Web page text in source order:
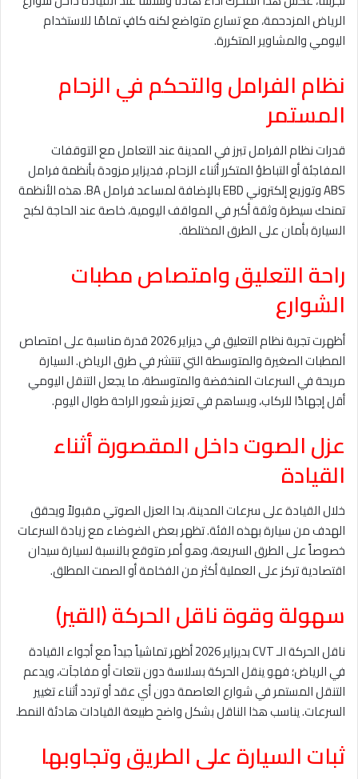
الرياض المزدحمة، مع تسارع متواضع لكنه كافٍ تمامًا للاستخدام
اليومي والمشاوير المتكررة.
نظام الفرامل والتحكم في الزحام
المستمر
قدرات نظام الفرامل تبرز في المدينة عند التعامل مع التوقفات
المفاجئة أو التباطؤ المتكرر أثناء الزحام، فديزاير مزودة بأنظمة فرامل
ABS وتوزيع إلكتروني EBD بالإضافة لمساعد فرامل BA. هذه الأنظمة
تمنحك سيطرة وثقة أكبر في المواقف اليومية، خاصة عند الحاجة لكبح
السيارة بأمان على الطرق المختلطة.
راحة التعليق وامتصاص مطبات
الشوارع
أظهرت تجربة نظام التعليق في ديزاير 2026 قدرة مناسبة على امتصاص
المطبات الصغيرة والمتوسطة التي تنتشر في طرق الرياض. السيارة
مريحة في السرعات المنخفضة والمتوسطة، ما يجعل التنقل اليومي
أقل إجهادًا للركاب، ويساهم في تعزيز شعور الراحة طوال اليوم.
عزل الصوت داخل المقصورة أثناء
القيادة
خلال القيادة على سرعات المدينة، بدا العزل الصوتي مقبولاً ويحقق
الهدف من سيارة بهذه الفئة. تظهر بعض الضوضاء مع زيادة السرعات
خصوصاً على الطرق السريعة، وهو أمر متوقع بالنسبة لسيارة سيدان
اقتصادية تركز على العملية أكثر من الفخامة أو الصمت المطلق.
سهولة وقوة ناقل الحركة (القير)
ناقل الحركة الـ CVT بديزاير 2026 أظهر تماشياً جيداً مع أجواء القيادة
في الرياض؛ فهو ينقل الحركة بسلاسة دون نتعات أو مفاجآت، ويدعم
التنقل المستمر في شوارع العاصمة دون أي عقد أو تردد أثناء تغيير
السرعات. يناسب هذا الناقل بشكل واضح طبيعة القيادات هادئة النمط.
ثبات السيارة على الطريق وتجاوبها